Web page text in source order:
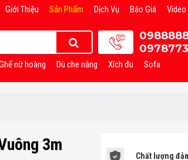
Giới Thiệu Sản Phẩm Dịch Vụ Báo Giá Video
nữ hoàng Dù che nắng Xích đu Sofa
3m
Chất lượng